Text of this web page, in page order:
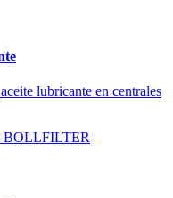
lubricante en centrales